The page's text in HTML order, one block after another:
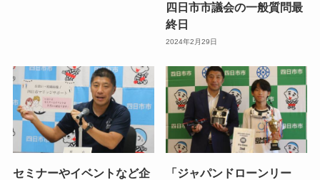
四日市市議会の一般質問最
終日
2024年2月29日
セミナーやイベントなど企
「ジャパンドローンリー